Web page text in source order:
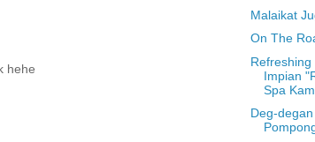
hehe
Malaikat
On The
Refreshing
Impian
Spa
Deg-